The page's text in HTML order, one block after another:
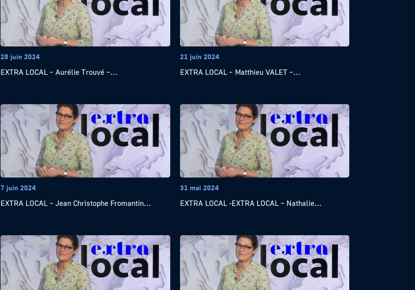
28 juin 2024
EXTRA LOCAL – Aurélie Trouvé –...
21 juin 2024
EXTRA LOCAL – Matthieu VALET –...
7 juin 2024
EXTRA LOCAL – Jean Christophe Fromantin...
31 mai 2024
EXTRA LOCAL -EXTRA LOCAL – Nathalie...